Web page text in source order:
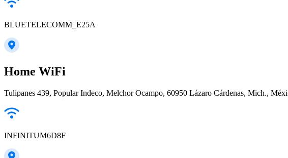
BLUETELECOMM_E25A
Home WiFi
Tulipanes 439, Popular Indeco, Melchor Ocampo, 60950 Lázaro Cárdenas, Mich.,
INFINITUM6D8F